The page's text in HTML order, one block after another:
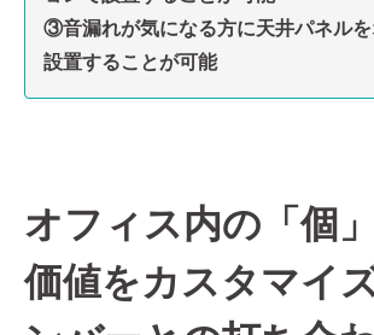
③音漏れが気になる方に天井パネル
設置することが可能
オフィス内の「個
価値をカスタマイ